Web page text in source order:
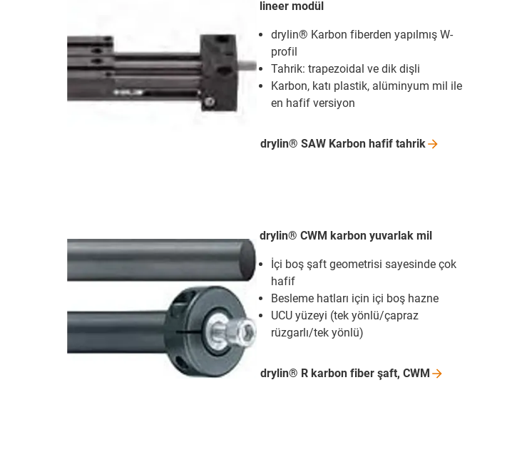
lineer modül
drylin® Karbon fiberden yapılmış W-
profil
Tahrik: trapezoidal ve dik dişli
Karbon, katı plastik, alüminyum mil ile
en hafif versiyon
drylin® SAW Karbon hafif tahrik
drylin® CWM karbon yuvarlak mil
İçi boş şaft geometrisi sayesinde çok
hafif
Besleme hatları için içi boş hazne
UCU yüzeyi (tek yönlü/çapraz
rüzgarlı/tek yönlü)
drylin® R karbon fiber şaft, CWM